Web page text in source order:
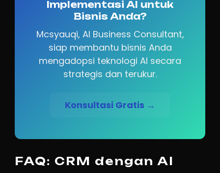
Implementasi AI untuk
Bisnis Anda?
Mcsyauqi, AI Business Consultant,
siap membantu bisnis Anda
mengadopsi teknologi AI secara
strategis dan terukur.
Konsultasi Gratis →
FAQ: CRM dengan AI